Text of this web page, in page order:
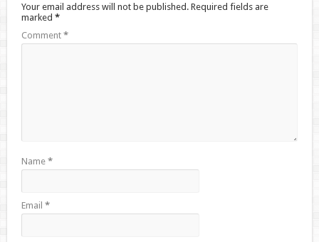
Your email address will not be published. Required fields are
marked *
Comment *
Name *
Email *